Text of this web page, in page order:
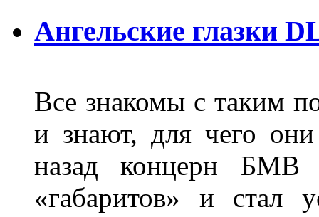
Ангельские глазки
Все знакомы с таким
и знают, для чего
назад концерн БМВ
«габаритов» и стал